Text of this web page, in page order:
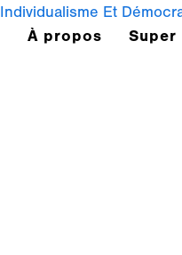
Individualisme Et
À propos Super